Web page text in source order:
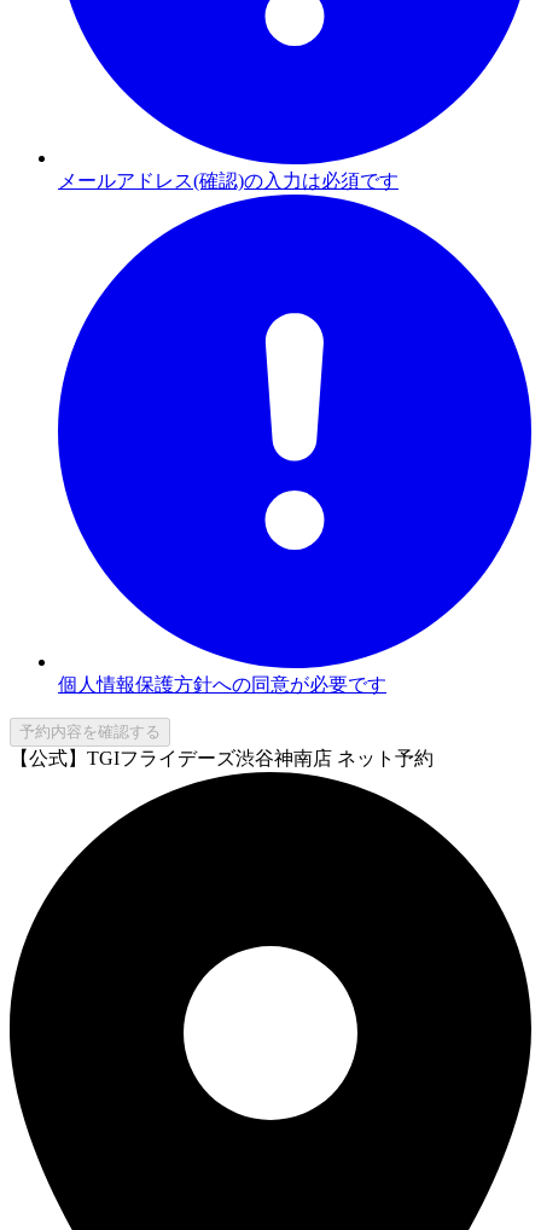
メールアドレス(確認)の入力は必須です
個人情報保護方針への同意が必要です
予約内容を確認する
【公式】TGIフライデーズ渋谷神南店 ネット予約